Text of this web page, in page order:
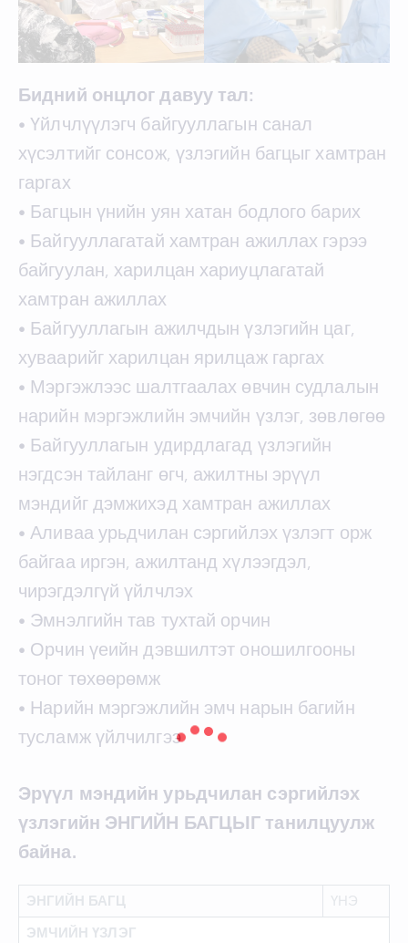
Бидний онцлог давуу тал:
• Үйлчлүүлэгч байгууллагын санал
хүсэлтийг сонсож, үзлэгийн багцыг хамтран
гаргах
• Багцын үнийн уян хатан бодлого барих
• Байгууллагатай хамтран ажиллах гэрээ
байгуулан, харилцан хариуцлагатай
хамтран ажиллах
• Байгууллагын ажилчдын үзлэгийн цаг,
хуваарийг харилцан ярилцаж гаргах
• Мэргэжлээс шалтгаалах өвчин судлалын
нарийн мэргэжлийн эмчийн үзлэг, зөвлөгөө
• Байгууллагын удирдлагад үзлэгийн
нэгдсэн тайланг өгч, ажилтны эрүүл
мэндийг дэмжихэд хамтран ажиллах
• Аливаа урьдчилан сэргийлэх үзлэгт орж
байгаа иргэн, ажилтанд хүлээгдэл,
чирэгдэлгүй үйлчлэх
• Эмнэлгийн тав тухтай орчин
• Орчин үеийн дэвшилтэт оношилгооны
тоног төхөөрөмж
• Нарийн мэргэжлийн эмч нарын багийн
тусламж үйлчилгээ
Эрүүл мэндийн урьдчилан сэргийлэх
үзлэгийн ЭНГИЙН БАГЦЫГ танилцуулж
байна.
ЭНГИЙН БАГЦ
ҮНЭ
ЭМЧИЙН ҮЗЛЭГ